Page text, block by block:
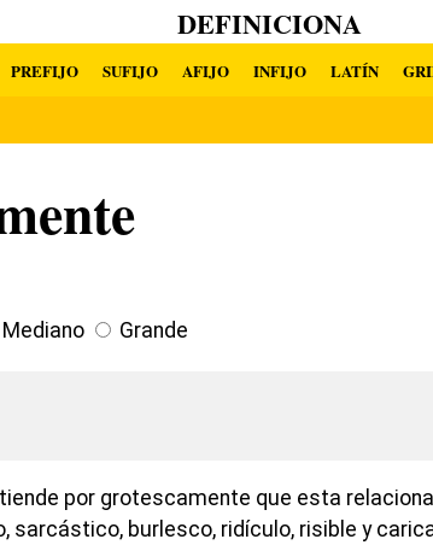
DEFINICIONA
PREFIJO SUFIJO AFIJO INFIJO LATÍN
Mediano Grande
por grotescamente que esta
sarcástico, burlesco, ridículo, risible y